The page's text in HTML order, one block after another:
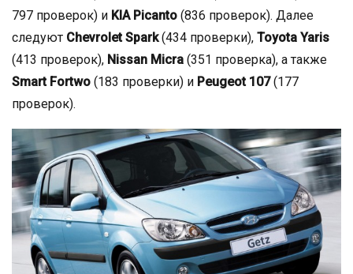
797 проверок) и KIA Picanto (836 проверок). Далее
следуют Chevrolet Spark(434 проверки), Toyota Yaris
(413 проверок), Nissan Micra (351 проверка), а также
Smart Fortwo (183 проверки) и Peugeot 107(177
проверок).